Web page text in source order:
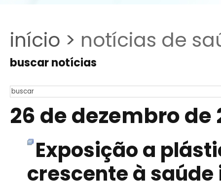
início > notícias de
buscar notícias
26 de dezembro de
Exposição a
crescente à